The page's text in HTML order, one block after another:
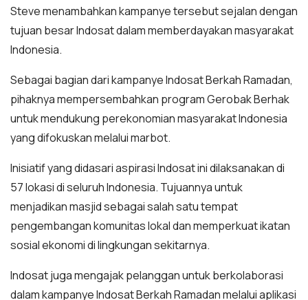
Steve menambahkan kampanye tersebut sejalan dengan
tujuan besar Indosat dalam memberdayakan masyarakat
Indonesia.
Sebagai bagian dari kampanye Indosat Berkah Ramadan,
pihaknya mempersembahkan program Gerobak Berhak
untuk mendukung perekonomian masyarakat Indonesia
yang difokuskan melalui marbot.
Inisiatif yang didasari aspirasi Indosat ini dilaksanakan di
57 lokasi di seluruh Indonesia. Tujuannya untuk
menjadikan masjid sebagai salah satu tempat
pengembangan komunitas lokal dan memperkuat ikatan
sosial ekonomi di lingkungan sekitarnya.
Indosat juga mengajak pelanggan untuk berkolaborasi
dalam kampanye Indosat Berkah Ramadan melalui aplikasi